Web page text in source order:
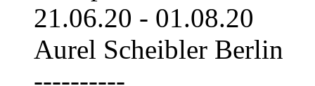
21.06.20 - 01.08.20
Aurel Scheibler Berlin